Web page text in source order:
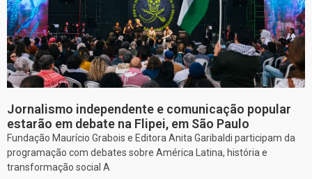
Jornalismo independente e comunicação popular
estarão em debate na Flipei, em São Paulo
Fundação Maurício Grabois e Editora Anita Garibaldi participam da
programação com debates sobre América Latina, história e
transformação social A